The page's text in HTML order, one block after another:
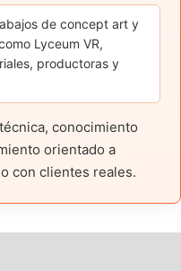
de concept art y
Lyceum VR,
productoras y
conocimiento
orientado a
con clientes reales.